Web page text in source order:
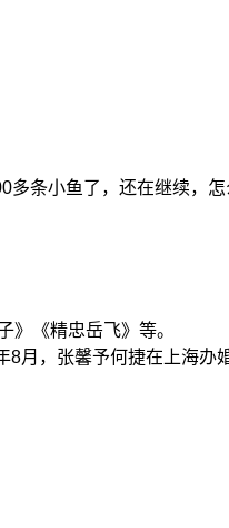
小鱼了，还在继续，怎
《精忠岳飞》等。
，张馨予何捷在上海办婚